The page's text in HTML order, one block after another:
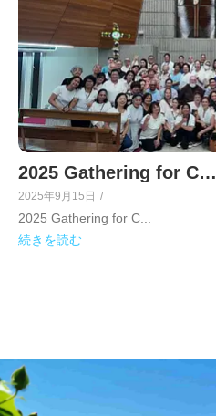
2025 Gathering for C…
2025年9月15日 /
2025 Gathering for C...
続きを読む